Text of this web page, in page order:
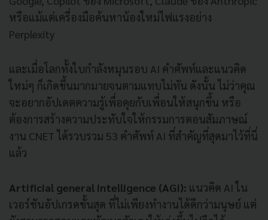
หรือแม้แต่เครื่องมือค้นหาน้องใหม่ไฟแรงอย่าง
Perplexity
และเมื่อโลกทั้งใบกำลังหมุนรอบ AI คำศัพท์และแนวคิด
ใหม่ๆ ก็เกิดขึ้นมากมายจนตามแทบไม่ทัน ดังนั้น ไม่ว่าคุณ
จะอยากอัปเดตความรู้เพื่อคุยกับเพื่อนให้สนุกขึ้น หรือ
ต้องการสร้างความประทับใจให้กรรมการตอนสัมภาษณ์
งาน CNET ได้รวบรวม 53 คำศัพท์ AI ที่สำคัญที่สุดมาไว้ที่นี่
แล้ว
Artificial general intelligence (AGI): แนวคิด AI ใน
เวอร์ชันอัปเกรดขั้นสุด ที่ไม่เพียงทำงานได้ดีกว่ามนุษย์ แต่